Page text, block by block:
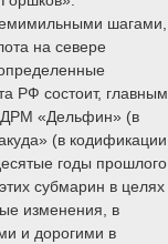
шагами,
на севере
РФ состоит, главным
«Дельфин» (в
(в кодификации
годы прошлого
субмарин в целях
изменения, в
и дорогими в